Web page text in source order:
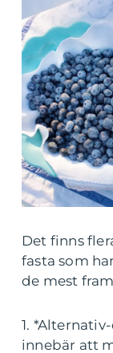
Det finns
fasta som
de mest
1.
innebär att